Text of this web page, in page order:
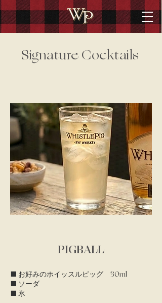
Signature Cocktails
PIGBALL
■ お好みのホイッスルピッグ 30ml
■ ソーダ
■ 氷